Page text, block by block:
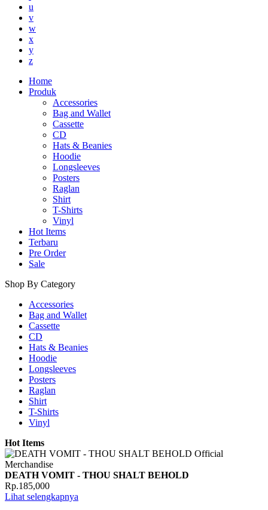
u
v
w
x
y
z
Home
Produk
Accessories
Bag and Wallet
Cassette
CD
Hats & Beanies
Hoodie
Longsleeves
Posters
Raglan
Shirt
T-Shirts
Vinyl
Hot Items
Terbaru
Pre Order
Sale
Shop By Category
Accessories
Bag and Wallet
Cassette
CD
Hats & Beanies
Hoodie
Longsleeves
Posters
Raglan
Shirt
T-Shirts
Vinyl
Hot Items
DEATH VOMIT - THOU SHALT BEHOLD
Rp.185,000
Lihat selengkapnya